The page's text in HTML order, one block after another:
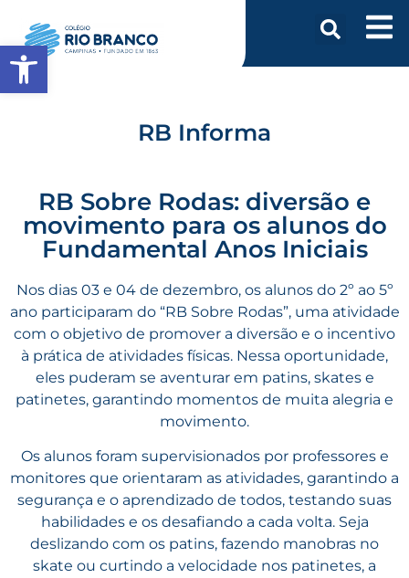
RB Informa
RB Sobre Rodas: diversão e
movimento para os alunos do
Fundamental Anos Iniciais
Nos dias 03 e 04 de dezembro, os alunos do 2º ao 5º
ano participaram do “RB Sobre Rodas”, uma atividade
com o objetivo de promover a diversão e o incentivo
à prática de atividades físicas. Nessa oportunidade,
eles puderam se aventurar em patins, skates e
patinetes, garantindo momentos de muita alegria e
movimento.
Os alunos foram supervisionados por professores e
monitores que orientaram as atividades, garantindo a
segurança e o aprendizado de todos, testando suas
habilidades e os desafiando a cada volta. Seja
deslizando com os patins, fazendo manobras no
skate ou curtindo a velocidade nos patinetes, a
Abrir a barra de ferramentas